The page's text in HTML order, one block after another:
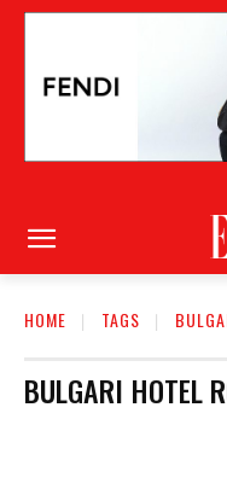
HOME TAGS
BULGARI HOTEL